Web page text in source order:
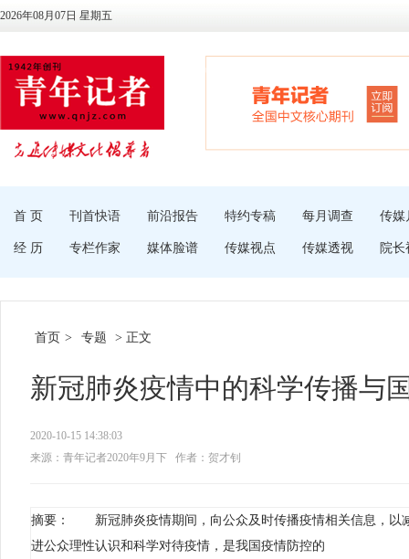
2026年08月07日 星期五
首 页 刊首快语 前沿报告 特约专稿 每月调查 传媒
经 历 专栏作家 媒体脸谱 传媒视点 传媒透视 院长
首页 > 专题 > 正文
新冠肺炎疫情中的科学传播与
2020-10-15 14:38:03
来源：青年记者2020年9月下
作者：贺才钊
摘要： 新冠肺炎疫情期间，向公众及时传播疫情相关信息，以
进公众理性认识和科学对待疫情，是我国疫情防控的